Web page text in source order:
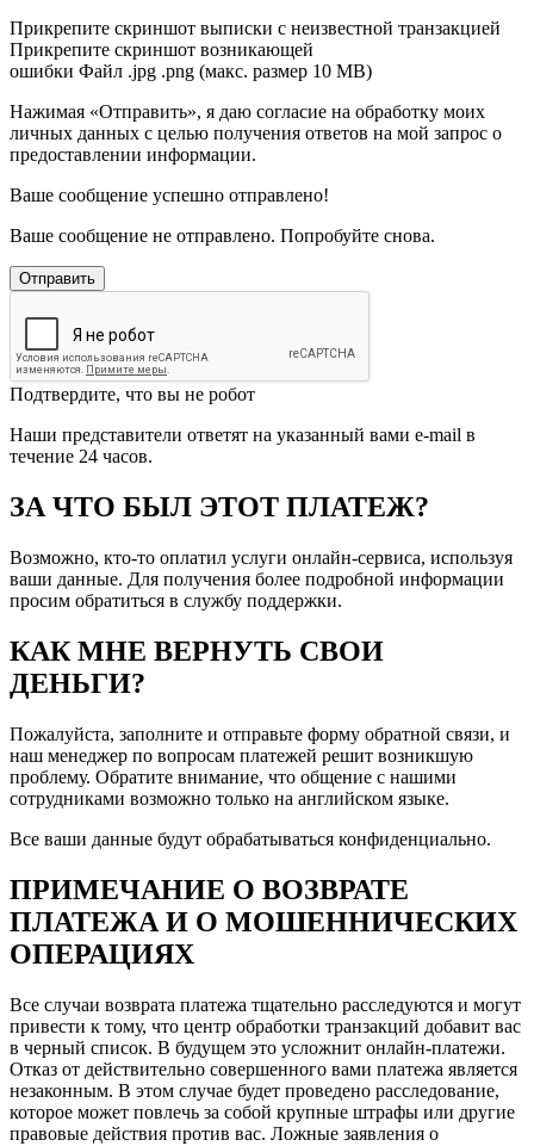
Прикрепите скриншот выписки с неизвестной транзакцией
Прикрепите скриншот возникающей
ошибки Файл .jpg .png (макс. размер 10 MB)
Нажимая «Отправить», я даю согласие на обработку моих
личных данных с целью получения ответов на мой запрос о
предоставлении информации.
Ваше сообщение успешно отправлено!
Ваше сообщение не отправлено. Попробуйте снова.
Отправить
Подтвердите, что вы не робот
Наши представители ответят на указанный вами e-mail в
течение 24 часов.
ЗА ЧТО БЫЛ ЭТОТ ПЛАТЕЖ?
Возможно, кто-то оплатил услуги онлайн-сервиса, используя
ваши данные. Для получения более подробной информации
просим обратиться в службу поддержки.
КАК МНЕ ВЕРНУТЬ СВОИ
ДЕНЬГИ?
Пожалуйста, заполните и отправьте форму обратной связи, и
наш менеджер по вопросам платежей решит возникшую
проблему. Обратите внимание, что общение с нашими
сотрудниками возможно только на английском языке.
Все ваши данные будут обрабатываться конфиденциально.
ПРИМЕЧАНИЕ О ВОЗВРАТЕ
ПЛАТЕЖА И О МОШЕННИЧЕСКИХ
ОПЕРАЦИЯХ
Все случаи возврата платежа тщательно расследуются и могут
привести к тому, что центр обработки транзакций добавит вас
в черный список. В будущем это усложнит онлайн-платежи.
Отказ от действительно совершенного вами платежа является
незаконным. В этом случае будет проведено расследование,
которое может повлечь за собой крупные штрафы или другие
правовые действия против вас. Ложные заявления о